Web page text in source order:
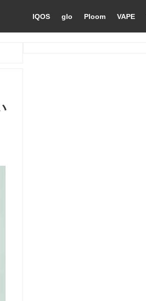
IQOS glo Ploom VAPE